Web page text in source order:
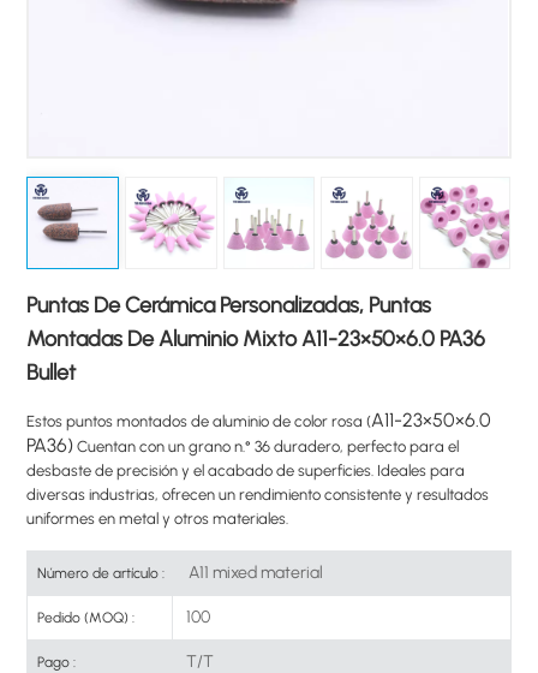
Puntas De Cerámica Personalizadas, Puntas
Montadas De Aluminio Mixto A11-23×50×6.0 PA36
Bullet
Estos puntos montados de aluminio de color rosa (A11-23×50×6.0
PA36) Cuentan con un grano n.° 36 duradero, perfecto para el
desbaste de precisión y el acabado de superficies. Ideales para
diversas industrias, ofrecen un rendimiento consistente y resultados
uniformes en metal y otros materiales.
Número de artículo : A11 mixed material
Pedido (MOQ) : 100
Pago : T/T